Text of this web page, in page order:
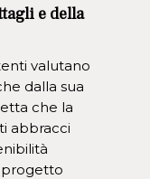
e della
valutano
dalla sua
che la
abbracci
progetto